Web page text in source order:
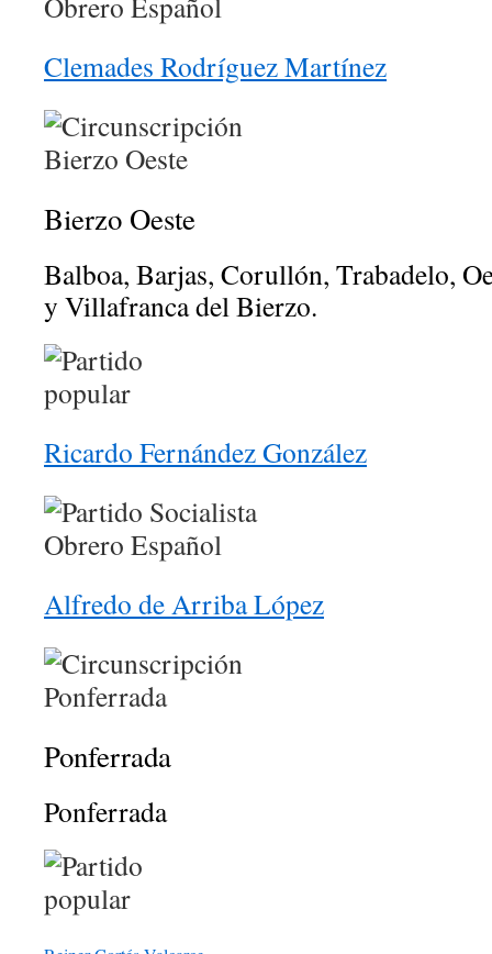
Clemades Rodríguez Martínez
Bierzo Oeste
Balboa, Barjas, Corullón, Trabadelo,
y Villafranca del Bierzo.
Ricardo Fernández González
Alfredo de Arriba López
Ponferrada
Ponferrada